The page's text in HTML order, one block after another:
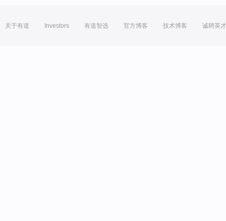
关于有道 Investors 有道智选 官方博客 技术博客 诚聘英才